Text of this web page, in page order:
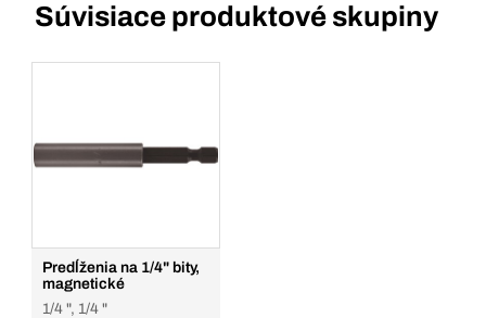
Súvisiace produktové skupiny
Predĺženia na 1/4" bity,
magnetické
1/4 ", 1/4 "